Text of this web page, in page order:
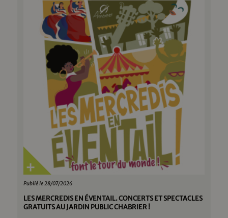
Publié le 28/07/2026
LES MERCREDIS EN ÉVENTAIL. CONCERTS ET SPECTACLES
GRATUITS AU JARDIN PUBLIC CHABRIER !